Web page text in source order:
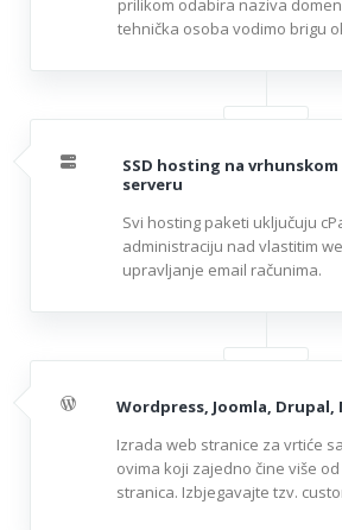
prilikom odabira naziva
tehnička osoba vodimo brigu
SSD hosting na
serveru
Svi hosting paketi uključuju
administraciju nad vlastitim
upravljanje email računima.
Wordpress, Joomla, Drupal,
Izrada web stranice za vrtiće
ovima koji zajedno čine više
stranica. Izbjegavajte tzv.